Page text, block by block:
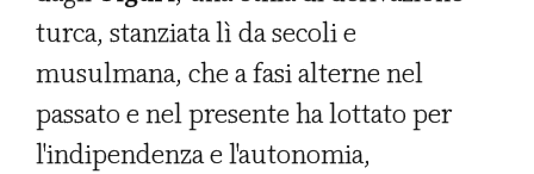
turca, stanziata lì da secoli e
musulmana, che a fasi alterne nel
passato e nel presente ha lottato per
l'indipendenza e l'autonomia,